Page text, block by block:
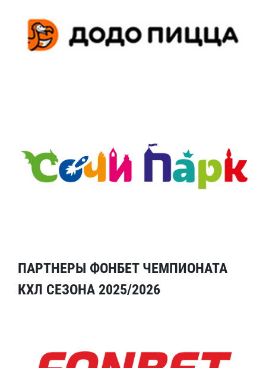
ПАРТНЕРЫ ФОНБЕТ ЧЕМПИОНАТА
КХЛ СЕЗОНА 2025/2026